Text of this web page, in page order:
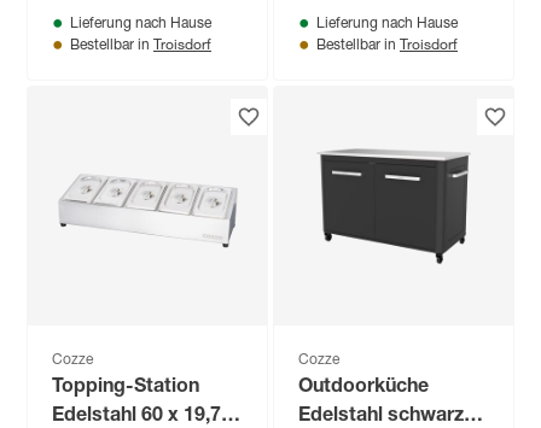
Lieferung nach Hause
Bestellbar in Troisdorf
Lieferung nach Hause
Bestellbar in Troisdorf
Cozze
Topping-Station
Edelstahl 60 x 19,7 x
Cozze
Outdoorküche
Edelstahl schwarz